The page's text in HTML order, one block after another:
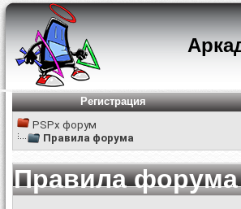
Регистрация
PSPx форум
Правила форума
Правила